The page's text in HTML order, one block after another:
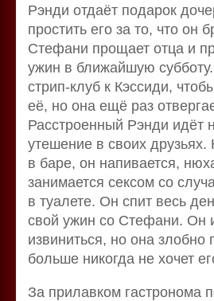
Рэнди отдаёт подарок
простить его за то, что он
Стефани прощает отца и
ужин в ближайшую
стрип-клуб к Кэссиди,
её, но она ещё раз
Расстроенный Рэнди идёт
утешение в своих
в баре, он напивается,
занимается сексом со
в туалете. Он спит весь
свой ужин со Стефани. Он
извиниться, но она злобно
больше никогда не хочет
За прилавком гастронома